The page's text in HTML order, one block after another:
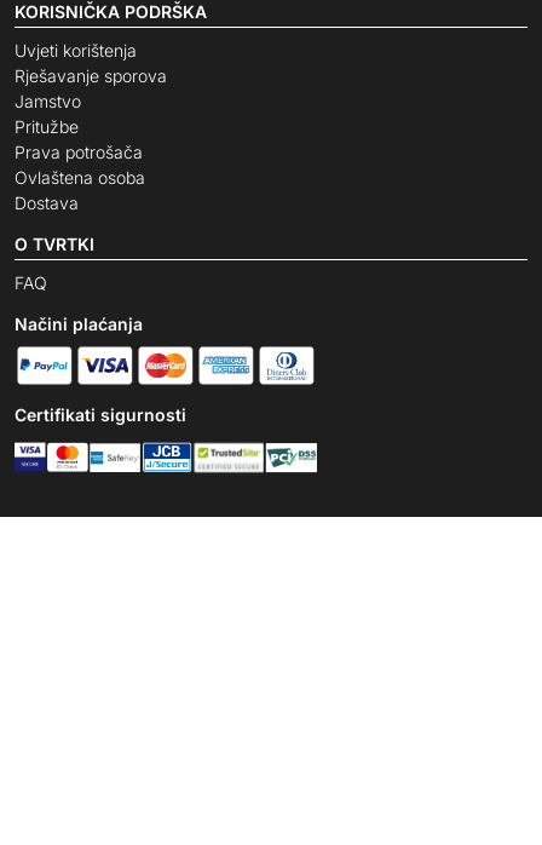
KORISNIČKA PODRŠKA
Uvjeti korištenja
Rješavanje sporova
Jamstvo
Pritužbe
Prava potrošača
Ovlaštena osoba
Dostava
O TVRTKI
FAQ
Načini plaćanja
Certifikati sigurnosti